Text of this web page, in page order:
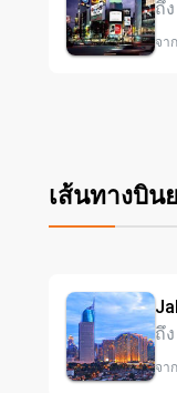
ถึ
จาก
เส้นทางบิน
ถึ
จาก